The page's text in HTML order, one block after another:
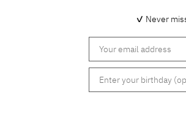
✓ Never